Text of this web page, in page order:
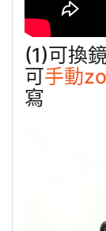
(1)可換
可手動
寫